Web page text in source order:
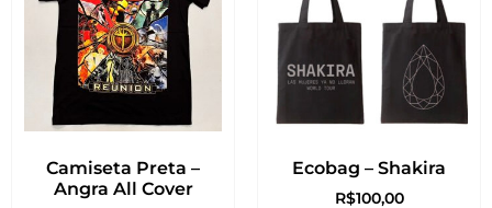
Camiseta Preta –
Angra All Cover
Ecobag – Shakira
R$100,00